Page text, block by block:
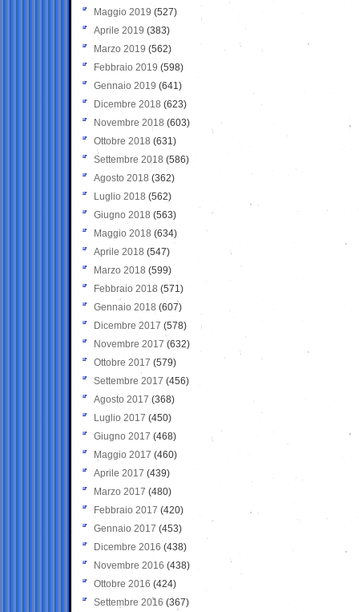
Maggio 2019 (527)
Aprile 2019 (383)
Marzo 2019 (562)
Febbraio 2019 (598)
Gennaio 2019 (641)
Dicembre 2018 (623)
Novembre 2018 (603)
Ottobre 2018 (631)
Settembre 2018 (586)
Agosto 2018 (362)
Luglio 2018 (562)
Giugno 2018 (563)
Maggio 2018 (634)
Aprile 2018 (547)
Marzo 2018 (599)
Febbraio 2018 (571)
Gennaio 2018 (607)
Dicembre 2017 (578)
Novembre 2017 (632)
Ottobre 2017 (579)
Settembre 2017 (456)
Agosto 2017 (368)
Luglio 2017 (450)
Giugno 2017 (468)
Maggio 2017 (460)
Aprile 2017 (439)
Marzo 2017 (480)
Febbraio 2017 (420)
Gennaio 2017 (453)
Dicembre 2016 (438)
Novembre 2016 (438)
Ottobre 2016 (424)
Settembre 2016 (367)